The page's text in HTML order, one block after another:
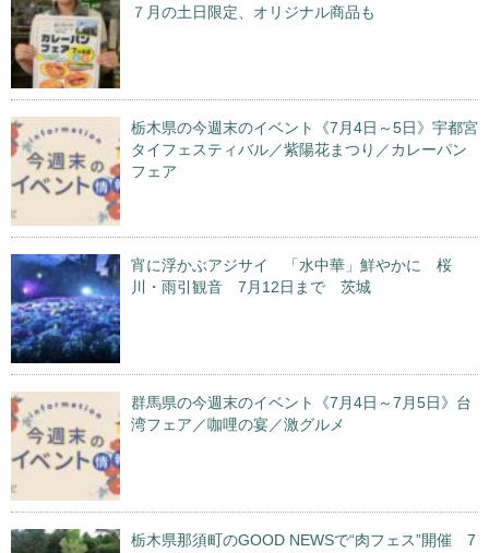
７月の土日限定、オリジナル商品も
栃木県の今週末のイベント《7月4日～5日》宇都宮
タイフェスティバル／紫陽花まつり／カレーパン
フェア
宵に浮かぶアジサイ 「水中華」鮮やかに 桜
川・雨引観音 7月12日まで 茨城
群馬県の今週末のイベント《7月4日～7月5日》台
湾フェア／咖哩の宴／激グルメ
栃木県那須町のGOOD NEWSで“肉フェス”開催 7